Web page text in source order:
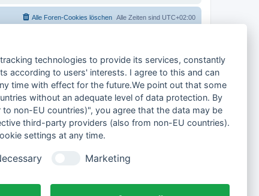
Alle Zeiten sind UTC+02:00
Alle Foren-Cookies löschen
technologies to provide its services, constantly
according to users' interests. I agree to this and can
time with effect for the future.We point out that some
without an adequate level of data protection. By
non-EU countries)", you agree that the data may be
third-party providers (also from non-EU countries).
settings at any time.
Marketing